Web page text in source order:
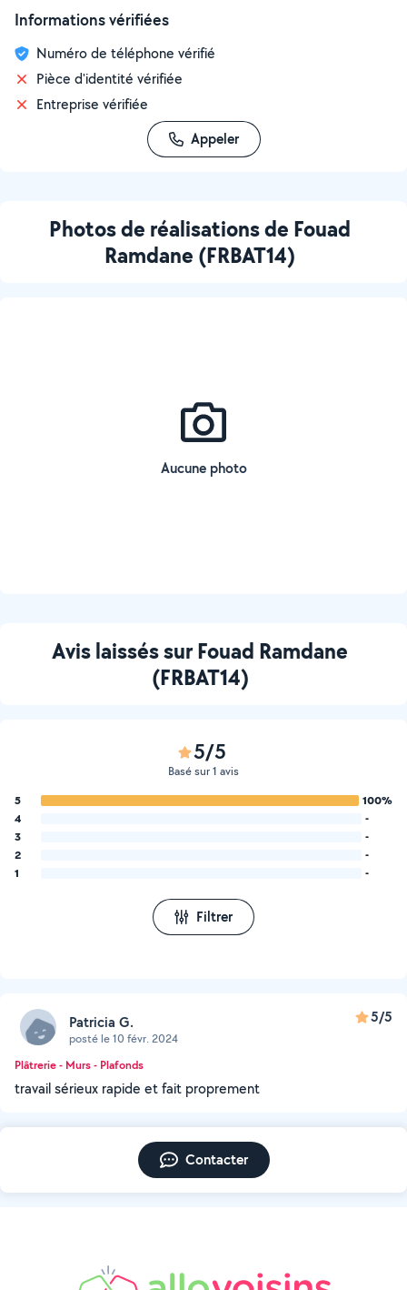
Informations vérifiées
Numéro de téléphone vérifié
Pièce d'identité vérifiée
Entreprise vérifiée
Appeler
Photos de réalisations de Fouad
Ramdane (FRBAT14)
Aucune photo
Avis laissés sur Fouad Ramdane
(FRBAT14)
5/5
Basé sur 1 avis
5
100%
4
-
3
-
2
-
1
-
Filtrer
Patricia G.
posté le 10 févr. 2024
5/5
Plâtrerie - Murs - Plafonds
travail sérieux rapide et fait proprement
Contacter